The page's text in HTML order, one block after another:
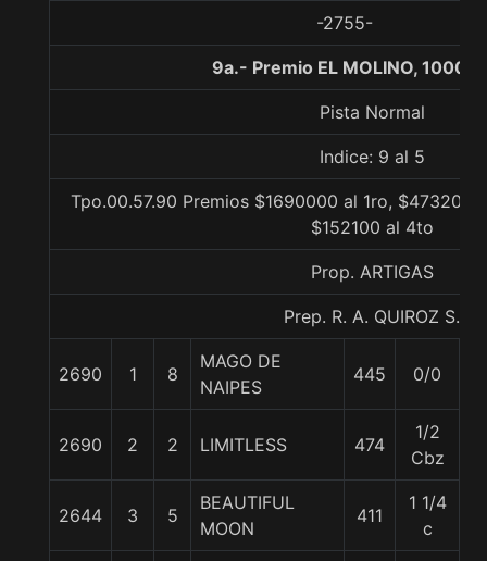
-2755-
9a.- Premio EL MOLINO, 1000
Pista Normal
Indice: 9 al 5
Tpo.00.57.90 Premios $1690000 al 1ro, $473200
$152100 al 4to
Prop. ARTIGAS
Prep. R. A. QUIROZ S.
2690 1 8
MAGO DE
NAIPES
445 0/0
2690 2 2 LIMITLESS 474
1/2
Cbz
2644 3 5
BEAUTIFUL
MOON
411
1 1/4
c